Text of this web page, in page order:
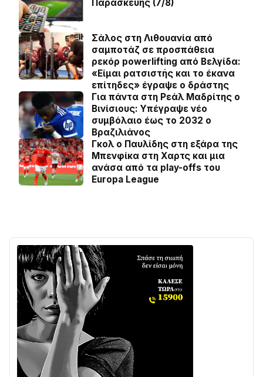
Παρασκευής (7/8)
Σάλος στη Λιθουανία από
σαμποτάζ σε προσπάθεια
ρεκόρ powerlifting από Βελγίδα:
«Είμαι ρατσιστής και το έκανα
επίτηδες» έγραψε ο δράστης
Για πάντα στη Ρεάλ Μαδρίτης ο
Βινίσιους: Yπέγραψε νέο
συμβόλαιο έως το 2032 ο
Βραζιλιάνος
Γκολ ο Παυλίδης στη εξάρα της
Μπενφίκα στη Χαρτς και μια
ανάσα από τα play-offs του
Europa League